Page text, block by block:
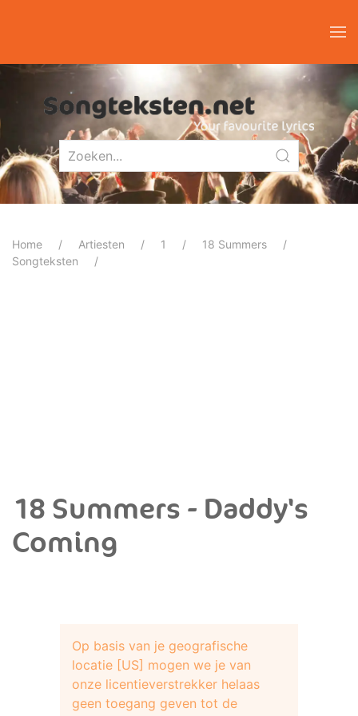
Home Artiesten 1
18 Summers
Songteksten
18 Summers - Daddy's
Coming
Op basis van je geografische
locatie [US] mogen we je van
onze licentieverstrekker helaas
geen toegang geven tot de